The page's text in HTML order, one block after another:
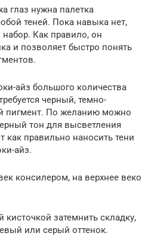
глаз нужна палетка
теней. Пока навыка нет,
Как правило, он
и позволяет быстро понять
айз большого количества
черный, темно-
пигмент. По желанию можно
тон для высветления
как правильно наносить тени
айз.
консилером, на верхнее веко
кисточкой затемнить складку,
или серый оттенок.